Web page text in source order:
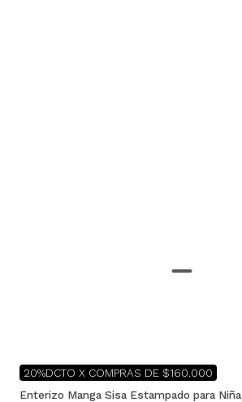
20%DCTO X COMPRAS DE $160.000
Enterizo Manga Sisa Estampado para Niña